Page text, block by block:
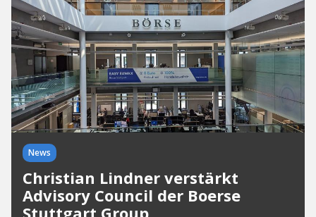
News
Christian Lindner verstärkt
Advisory Council der Boerse
Stuttgart Group